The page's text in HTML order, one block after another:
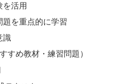
を活用
題を重点的に学習
識
すめ教材・練習問題）